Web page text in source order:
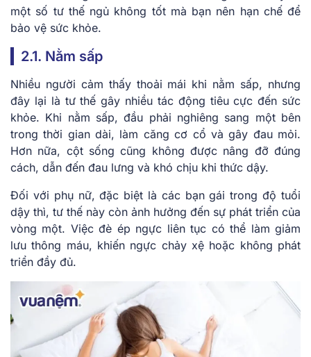
một số tư thế ngủ không tốt mà bạn nên hạn chế để
bảo vệ sức khỏe.
2.1. Nằm sấp
Nhiều người cảm thấy thoải mái khi nằm sấp, nhưng
đây lại là tư thế gây nhiều tác động tiêu cực đến sức
khỏe. Khi nằm sấp, đầu phải nghiêng sang một bên
trong thời gian dài, làm căng cơ cổ và gây đau mỏi.
Hơn nữa, cột sống cũng không được nâng đỡ đúng
cách, dẫn đến đau lưng và khó chịu khi thức dậy.
Đối với phụ nữ, đặc biệt là các bạn gái trong độ tuổi
dậy thì, tư thế này còn ảnh hưởng đến sự phát triển của
vòng một. Việc đè ép ngực liên tục có thể làm giảm
lưu thông máu, khiến ngực chảy xệ hoặc không phát
triển đầy đủ.